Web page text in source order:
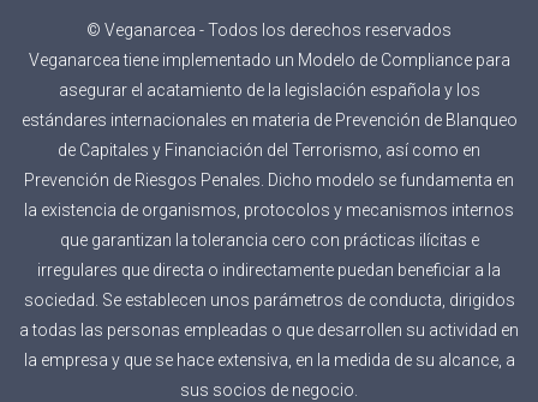
© Veganarcea - Todos los derechos reservados
Veganarcea tiene implementado un Modelo de Compliance para
asegurar el acatamiento de la legislación española y los
estándares internacionales en materia de Prevención de Blanqueo
de Capitales y Financiación del Terrorismo, así como en
Prevención de Riesgos Penales. Dicho modelo se fundamenta en
la existencia de organismos, protocolos y mecanismos internos
que garantizan la tolerancia cero con prácticas ilícitas e
irregulares que directa o indirectamente puedan beneficiar a la
sociedad. Se establecen unos parámetros de conducta, dirigidos
a todas las personas empleadas o que desarrollen su actividad en
la empresa y que se hace extensiva, en la medida de su alcance, a
sus socios de negocio.